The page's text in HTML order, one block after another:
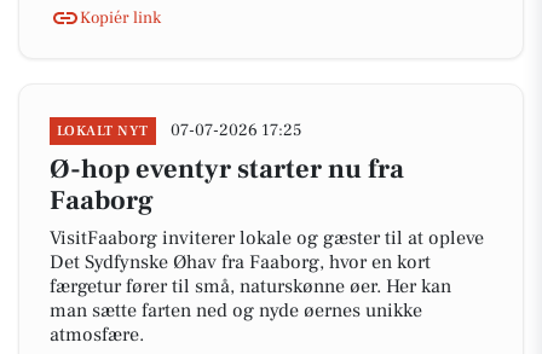
Kopiér link
LOKALT NYT 07-07-2026 17:25
Ø-hop eventyr starter nu fra
Faaborg
VisitFaaborg inviterer lokale og gæster til at opleve
Det Sydfynske Øhav fra Faaborg, hvor en kort
færgetur fører til små, naturskønne øer. Her kan
man sætte farten ned og nyde øernes unikke
atmosfære.